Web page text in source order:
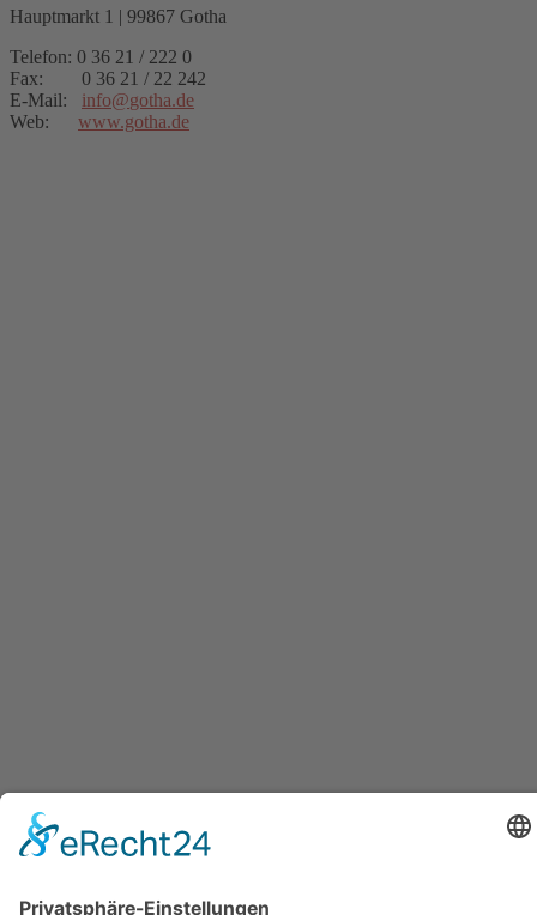
Hauptmarkt 1 | 99867 Gotha
Telefon: 0 36 21 / 222 0
Fax: 0 36 21 / 22 242
E-Mail: info@gotha.de
Web: www.gotha.de